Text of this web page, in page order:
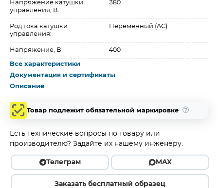
Напряжение катушки
управления, В:
380
Род тока катушки
управления:
Переменный (AC)
Напряжение, В: 400
Все характеристики
Документация и сертификаты
Описание
Товар подлежит обязательной маркировке
Есть технические вопросы по товару или
производителю? Задайте их нашему инженеру.
Телеграм MAX
Заказать бесплатный образец